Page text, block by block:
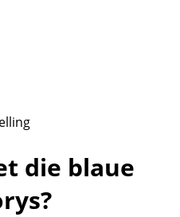
die blaue